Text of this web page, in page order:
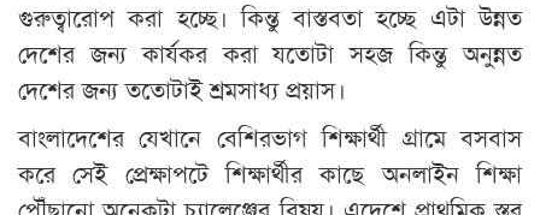
গুরুত্বারোপ করা হচ্ছে। কিন্তু বাস্তবতা হচ্ছে এটা উন্নত
দেশের জন্য কার্যকর করা যতোটা সহজ কিন্তু অনুন্নত
দেশের জন্য ততোটাই শ্রমসাধ্য প্রয়াস।
বাংলাদেশের যেখানে বেশিরভাগ শিক্ষার্থী গ্রামে বসবাস
করে সেই প্রেক্ষাপটে শিক্ষার্থীর কাছে অনলাইন শিক্ষা